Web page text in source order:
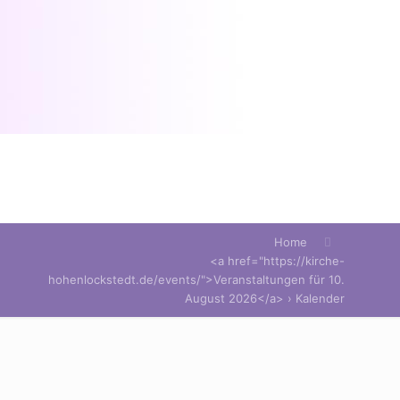
Home
<a href="https://kirche-
hohenlockstedt.de/events/">Veranstaltungen für 10.
August 2026</a> › Kalender